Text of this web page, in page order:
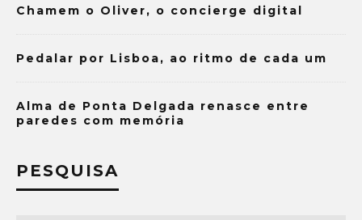
Chamem o Oliver, o concierge digital
Pedalar por Lisboa, ao ritmo de cada um
Alma de Ponta Delgada renasce entre
paredes com memória
PESQUISA